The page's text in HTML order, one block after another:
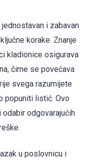
i zabavan
korake. Znanje
kladionice osigurava
čime se povećava
svega razumijete
popuniti listić. Ovo
odgovarajućih
u poslovnicu i